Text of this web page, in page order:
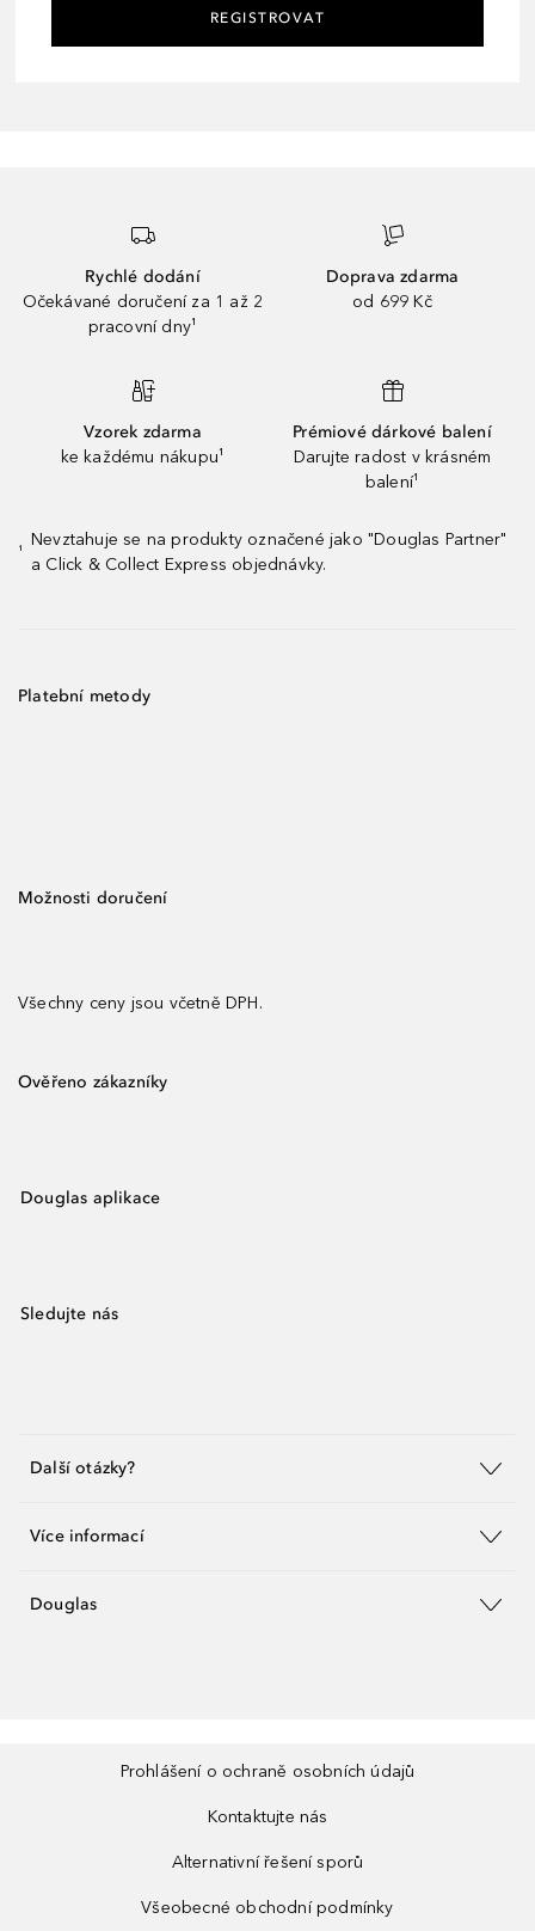
REGISTROVAT
Rychlé dodání
Očekávané doručení za 1 až 2
pracovní dny¹
Doprava zdarma
od 699 Kč
Vzorek zdarma
ke každému nákupu¹
Prémiové dárkové balení
Darujte radost v krásném
balení¹
¹
Nevztahuje se na produkty označené jako "Douglas Partner"
a Click & Collect Express objednávky.
Platební metody
Možnosti doručení
Všechny ceny jsou včetně DPH.
Ověřeno zákazníky
Douglas aplikace
Sledujte nás
Další otázky?
Více informací
Douglas
Prohlášení o ochraně osobních údajů
Kontaktujte nás
Alternativní řešení sporů
Všeobecné obchodní podmínky